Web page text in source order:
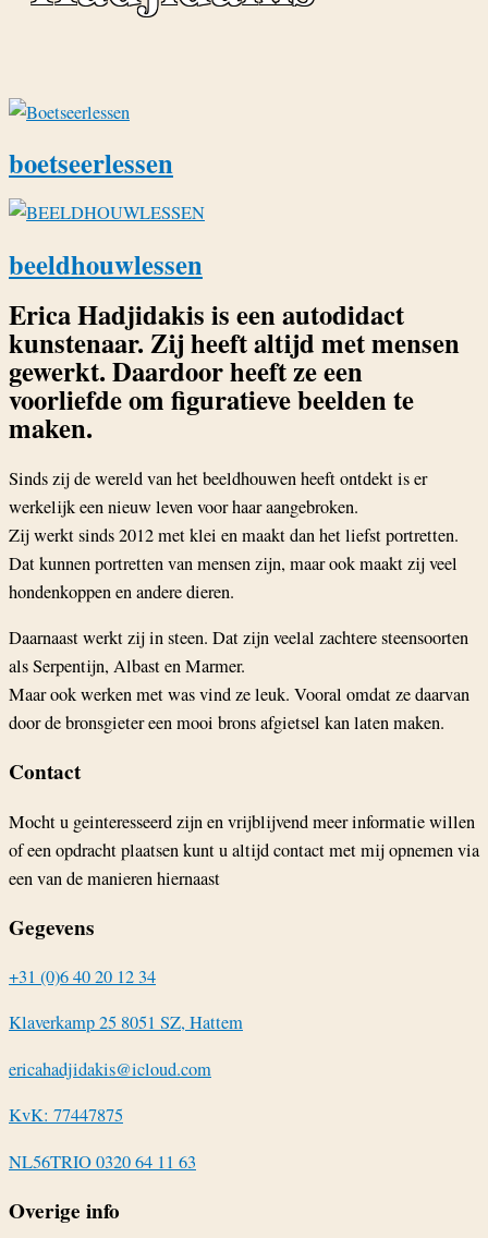
boetseerlessen
beeldhouwlessen
Erica Hadjidakis is een autodidact
kunstenaar. Zij heeft altijd met mensen
gewerkt. Daardoor heeft ze een
voorliefde om figuratieve beelden te
maken.
Sinds zij de wereld van het beeldhouwen heeft ontdekt is er
werkelijk een nieuw leven voor haar aangebroken.
Zij werkt sinds 2012 met klei en maakt dan het liefst portretten.
Dat kunnen portretten van mensen zijn, maar ook maakt zij veel
hondenkoppen en andere dieren.
Daarnaast werkt zij in steen. Dat zijn veelal zachtere steensoorten
als Serpentijn, Albast en Marmer.
Maar ook werken met was vind ze leuk. Vooral omdat ze daarvan
door de bronsgieter een mooi brons afgietsel kan laten maken.
Contact
Mocht u geinteresseerd zijn en vrijblijvend meer informatie willen
of een opdracht plaatsen kunt u altijd contact met mij opnemen via
een van de manieren hiernaast
Gegevens
+31 (0)6 40 20 12 34
Klaverkamp 25 8051 SZ, Hattem
ericahadjidakis@icloud.com
KvK: 77447875
NL56TRIO 0320 64 11 63
Overige info